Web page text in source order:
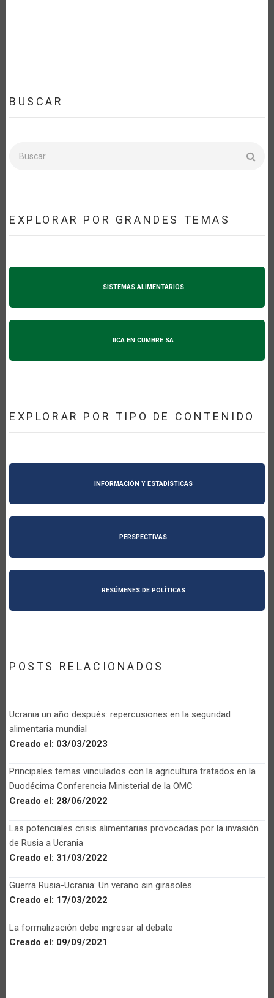
BUSCAR
EXPLORAR POR GRANDES TEMAS
SISTEMAS ALIMENTARIOS
IICA EN CUMBRE SA
EXPLORAR POR TIPO DE CONTENIDO
INFORMACIÓN Y ESTADÍSTICAS
PERSPECTIVAS
RESÚMENES DE POLÍTICAS
POSTS RELACIONADOS
Ucrania un año después: repercusiones en la seguridad
alimentaria mundial
Creado el: 03/03/2023
Principales temas vinculados con la agricultura tratados en la
Duodécima Conferencia Ministerial de la OMC
Creado el: 28/06/2022
Las potenciales crisis alimentarias provocadas por la invasión
de Rusia a Ucrania
Creado el: 31/03/2022
Guerra Rusia-Ucrania: Un verano sin girasoles
Creado el: 17/03/2022
La formalización debe ingresar al debate
Creado el: 09/09/2021